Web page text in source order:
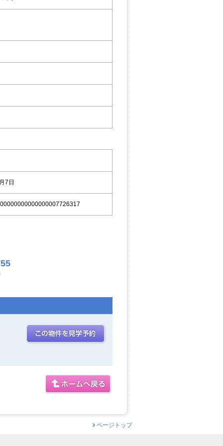
7日
ページトップ